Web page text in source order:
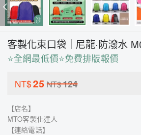
客製化束口袋｜尼龍·防潑水
⭐全網最低價⭐免費排版報價
NT$25 NT$124
【店名】
MTO客製化達人
【連絡電話】